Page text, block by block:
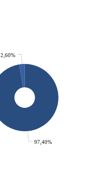
97,40%
2,60%